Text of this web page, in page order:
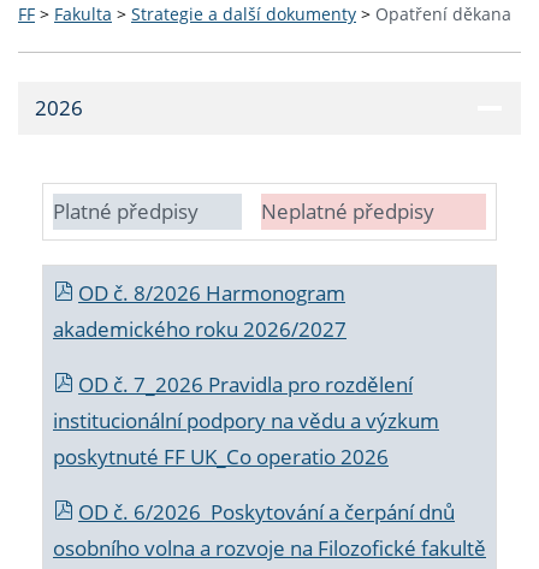
FF > Fakulta > Strategie a další dokumenty > Opatření děkana
2026
Platné předpisy Neplatné předpisy
OD č. 8/2026 Harmonogram
akademického roku 2026/2027
OD č. 7_2026 Pravidla pro rozdělení
institucionální podpory na vědu a výzkum
poskytnuté FF UK_Co operatio 2026
OD č. 6/2026 Poskytování a čerpání dnů
osobního volna a rozvoje na Filozofické fakultě